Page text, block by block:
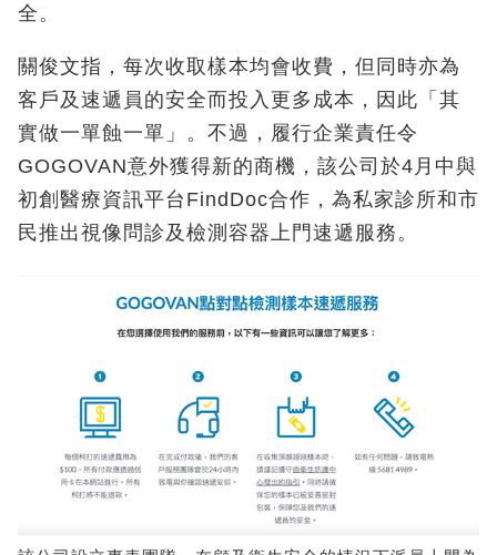
全。
關俊文指，每次收取樣本均會收費，但同時亦為
客戶及速遞員的安全而投入更多成本，因此「其
實做一單蝕一單」。不過，履行企業責任令
GOGOVAN意外獲得新的商機，該公司於4月中與
初創醫療資訊平台FindDoc合作，為私家診所和市
民推出視像問診及檢測容器上門速遞服務。